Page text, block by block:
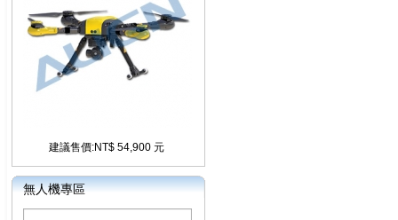
建議售價:NT$ 54,900 元
無人機專區